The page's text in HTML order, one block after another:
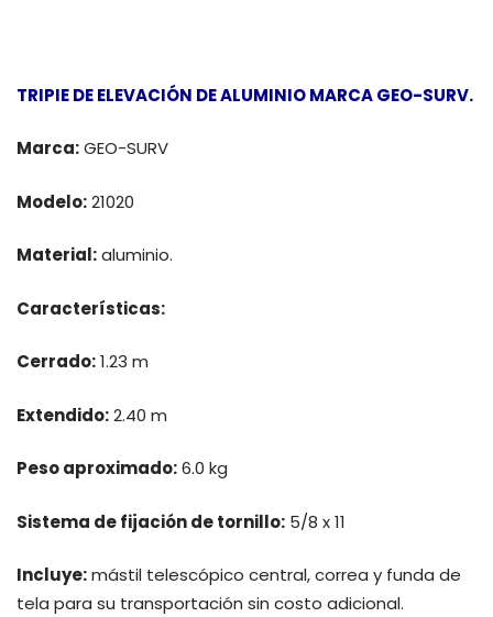
TRIPIE DE ELEVACIÓN DE ALUMINIO MARCA GEO-SURV.
Marca:GEO-SURV
Modelo:21020
Material:aluminio.
Características:
Cerrado:1.23 m
Extendido:2.40 m
Peso aproximado:6.0 kg
Sistema de fijación de tornillo: 5/8 x 11
Incluye:mástil telescópico central, correa y funda de
tela para su transportación sin costo adicional.